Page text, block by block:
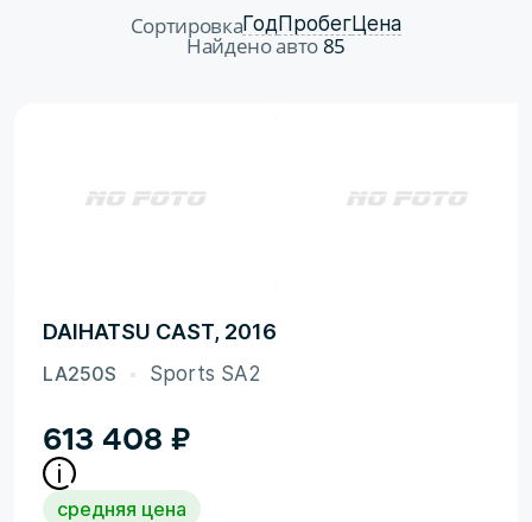
СортировкаГодПробегЦена
Найдено авто 85
DAIHATSU CAST, 2016
LA250S Sports SA2
613 408 ₽
средняя цена